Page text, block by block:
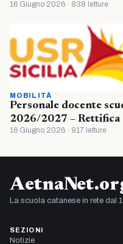
16 Giugno 2026 · 938 letture
MOBILITÀ
Personale docente
2026/2027 – Rettifica
16 Giugno 2026 · 917 letture
La scuola catanese in rete dal
SEZIONI
Notizie